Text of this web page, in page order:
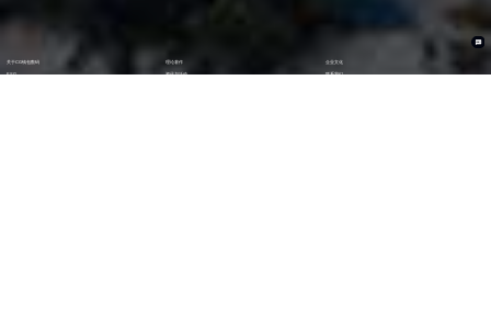
关于CG钱包数码 理论著作 企业文化
ESG 资讯与活动 联系我们